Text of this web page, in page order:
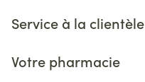
Service à la clientèle
Votre pharmacie